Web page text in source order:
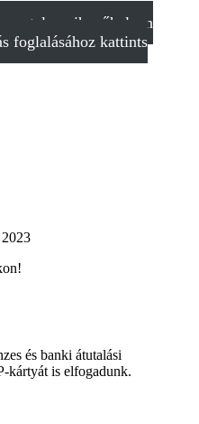
pihenőhelyen
foglalásához kattints
és banki átutalási
kártyát is elfogadunk.